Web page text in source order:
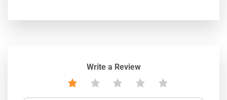
Write a Review